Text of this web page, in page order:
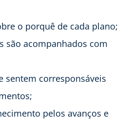
o porquê de cada plano;
são acompanhados com
sentem corresponsáveis
pelos avanços e